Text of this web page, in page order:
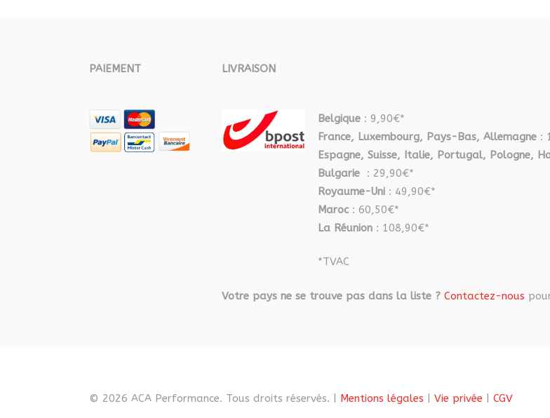
PAIEMENT LIVRAISON
Belgique : 9,90€*
France, Luxembourg, Pays-Bas, Allemagne :
Espagne, Suisse, Italie, Portugal, Pologne,
Bulgarie
: 29,90€*
Royaume-Uni : 49,90€*
Maroc : 60,50€*
La Réunion : 108,90€*
*TVAC
Votre pays ne se trouve pas dans la liste ? Contactez-nous
© 2026 ACA Performance. Tous droits réservés. | Mentions légales Vie privée CGV